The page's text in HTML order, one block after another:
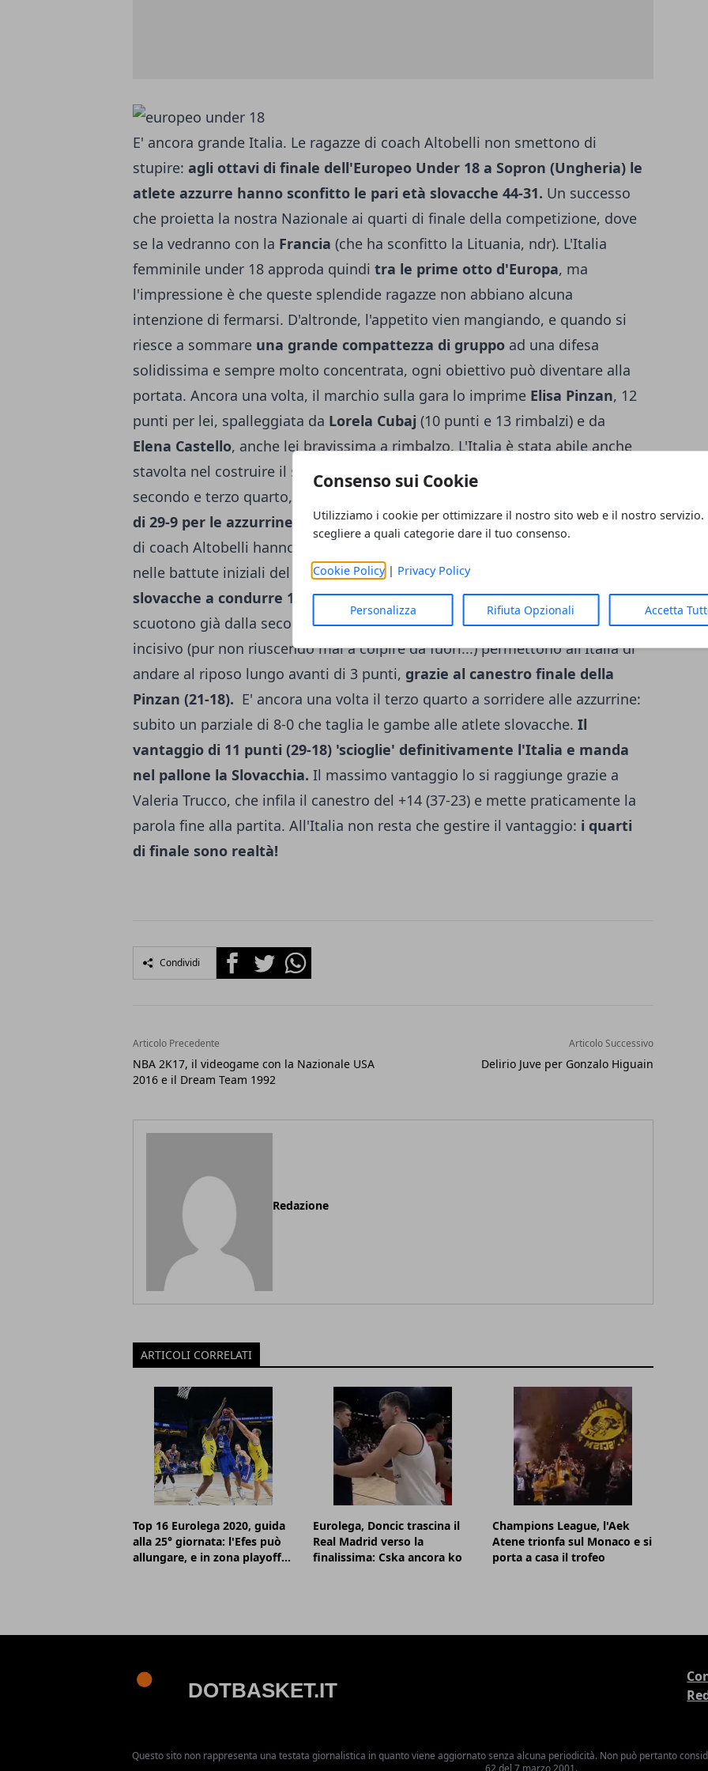
Consenso sui Cookie
Utilizziamo i cookie per ottimizzare il nostro sito web e il nostro servizio.
scegliere a quali categorie dare il tuo consenso.
Cookie Policy| Privacy Policy
Personalizza Rifiuta Opzionali Accetta
E' ancora grande Italia. Le ragazze di coach Altobelli non smettono di
stupire: agli ottavi di finale dell'Europeo Under 18 a Sopron (Ungheria) le
atlete azzurre hanno sconfitto le pari età slovacche 44-31. Un successo
che proietta la nostra Nazionale ai quarti di finale della competizione, dove
se la vedranno con la Francia (che ha sconfitto la Lituania, ndr). L'Italia
femminile under 18 approda quindi tra le prime otto d'Europa, ma
l'impressione è che queste splendide ragazze non abbiano alcuna
intenzione di fermarsi. D'altronde, l'appetito vien mangiando, e quando si
riesce a sommare una grande compattezza di gruppo ad una difesa
solidissima e sempre molto concentrata, ogni obiettivo può diventare alla
portata. Ancora una volta, il marchio sulla gara lo imprime Elisa Pinzan, 12
punti per lei, spalleggiata da Lorela Cubaj (10 punti e 13 rimbalzi) e da
Elena Castello, anche lei bravissima a rimbalzo. L'Italia è stata abile anche
stavolta nel costruire il suo successo nella parte centrale della gara. Nel
secondo e terzo quarto, infatti,
di 29-9 per le azzurrine . Se c'è qualcosa da migliorare, è lo 'start': le ragazze
di coach Altobelli hanno qualche difficoltà ad entrare 'in temperatura' già
nelle battute iniziali del match. Al termine del primo quarto, infatti,
slovacche a condurre 14-8. Ma come con la Turchia, le atlete azzurre si
scuotono già dalla seconda frazione: difesa eccellente e attacco finalmente
incisivo (pur non riuscendo mai a colpire da fuori...) permettono all'Italia di
andare al riposo lungo avanti di 3 punti, grazie al canestro finale della
Pinzan (21-18). E' ancora una volta il terzo quarto a sorridere alle azzurrine:
subito un parziale di 8-0 che taglia le gambe alle atlete slovacche. Il
vantaggio di 11 punti (29-18) 'scioglie' definitivamente l'Italia e manda
nel pallone la Slovacchia. Il massimo vantaggio lo si raggiunge grazie a
Valeria Trucco, che infila il canestro del +14 (37-23) e mette praticamente la
parola fine alla partita. All'Italia non resta che gestire il vantaggio: i quarti
di finale sono realtà!
Condividi FacebookTwitterWhatsapp
Articolo Precedente
NBA 2K17, il videogame con la Nazionale USA
2016 e il Dream Team 1992
Articolo Successivo
Delirio Juve per Gonzalo Higuain
Redazione
ARTICOLI CORRELATI
Top 16 Eurolega 2020, guida
alla 25° giornata: l'Efes può
allungare, e in zona playoff...
Eurolega, Doncic trascina il
Real Madrid verso la
finalissima: Cska ancora ko
Champions League, l'Aek
Atene trionfa sul Monaco e si
porta a casa il trofeo
Questo sito non rappresenta una testata giornalistica in quanto viene aggiornato senza alcuna periodicità. Non può pertanto